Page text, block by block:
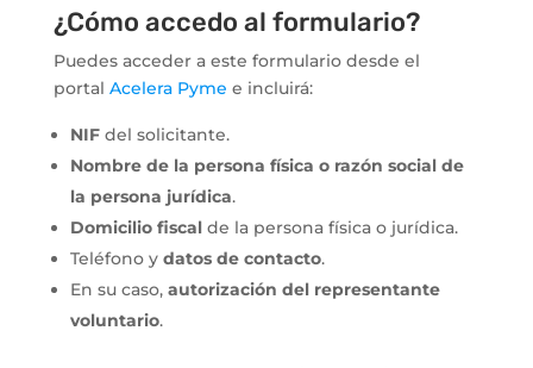
¿Cómo accedo al formulario?
Puedes acceder a este formulario desde el
portal Acelera Pyme e incluirá:
NIF del solicitante.
Nombre de la persona física o razón social de
la persona jurídica.
Domicilio fiscal de la persona física o jurídica.
Teléfono y datos de contacto.
En su caso, autorización del representante
voluntario.